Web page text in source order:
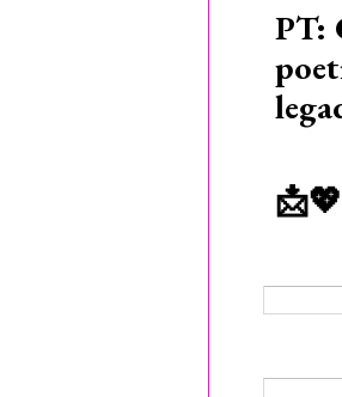
PT: